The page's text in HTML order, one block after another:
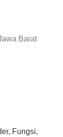
Barat
Fungsi,